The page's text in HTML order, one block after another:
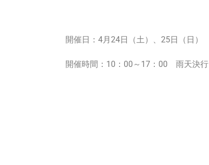
開催日：4月24日（土）、25日（日）
開催時間：10：00～17：00 雨天決行